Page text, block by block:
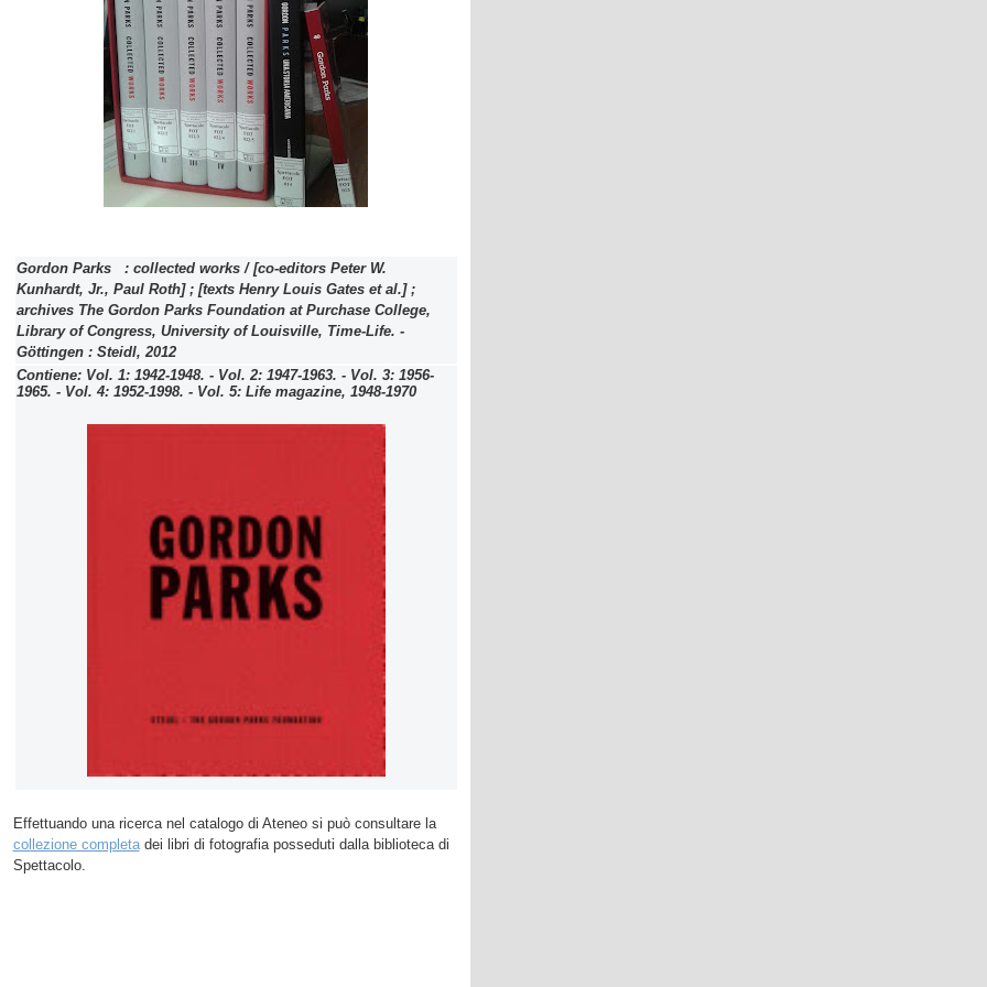
Gordon Parks : collected works / [co-editors Peter W.
Kunhardt, Jr., Paul Roth] ; [texts Henry Louis Gates et al.] ;
archives The Gordon Parks Foundation at Purchase College,
Library of Congress, University of Louisville, Time-Life. -
Göttingen : Steidl, 2012
Contiene: Vol. 1: 1942-1948. - Vol. 2: 1947-1963. - Vol. 3: 1956-
1965. - Vol. 4: 1952-1998. - Vol. 5: Life magazine, 1948-1970
Effettuando una ricerca nel catalogo di Ateneo si può consultare la
collezione completa dei libri di fotografia posseduti dalla biblioteca di
Spettacolo.